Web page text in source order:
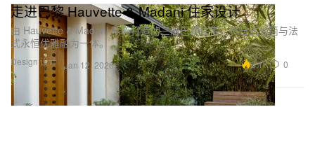
Design 设计
走进巴黎 Hauvette & Madani 住家设计
由 Hauvette & Madani 精心打造的三层巴黎住宅，将日式极简与法
式永恒优雅融为一体。
Jan 12, 2026 3.1K 0